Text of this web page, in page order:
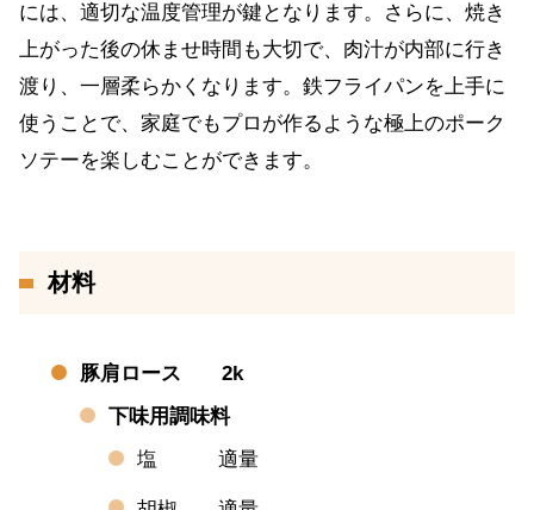
には、適切な温度管理が鍵となります。さらに、焼き
上がった後の休ませ時間も大切で、肉汁が内部に行き
渡り、一層柔らかくなります。鉄フライパンを上手に
使うことで、家庭でもプロが作るような極上のポーク
ソテーを楽しむことができます。
材料
豚肩ロース 2k
下味用調味料
塩 適量